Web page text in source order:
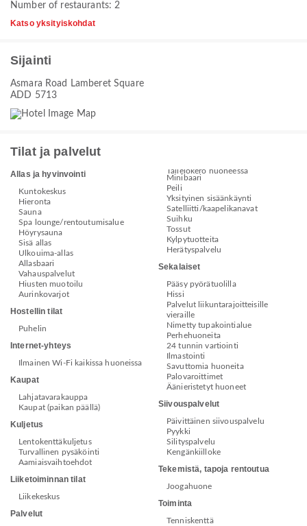
Number of restaurants: 2
Katso yksityiskohdat
Sijainti
Asmara Road Lamberet Square
ADD 5713
Tilat ja palvelut
Allas ja hyvinvointi
Kuntokeskus
Hieronta
Sauna
Spa lounge/rentoutumisalue
Höyrysauna
Sisä allas
Ulkouima-allas
Allasbaari
Vahauspalvelut
Hiusten muotoilu
Aurinkovarjot
Hostellin tilat
Puhelin
Internet-yhteys
Ilmainen Wi-Fi kaikissa huoneissa
Kaupat
Lahjatavarakauppa
Kaupat (paikan päällä)
Kuljetus
Lentokenttäkuljetus
Turvallinen pysäköinti
Aamiaisvaihtoehdot
Liiketoiminnan tilat
Liikekeskus
Palvelut
Tallelokero huoneessa
Minibaari
Peili
Yksityinen sisäänkäynti
Satelliitti/kaapelikanavat
Suihku
Tossut
Kylpytuotteita
Herätyspalvelu
Sekalaiset
Pääsy pyörätuolilla
Hissi
Palvelut liikuntarajoitteisille
vieraille
Nimetty tupakointialue
Perhehuoneita
24 tunnin vartiointi
Ilmastointi
Savuttomia huoneita
Palovaroittimet
Äänieristetyt huoneet
Siivouspalvelut
Päivittäinen siivouspalvelu
Pyykki
Silityspalvelu
Kengänkiilloke
Tekemistä, tapoja rentoutua
Joogahuone
Toiminta
Tenniskenttä